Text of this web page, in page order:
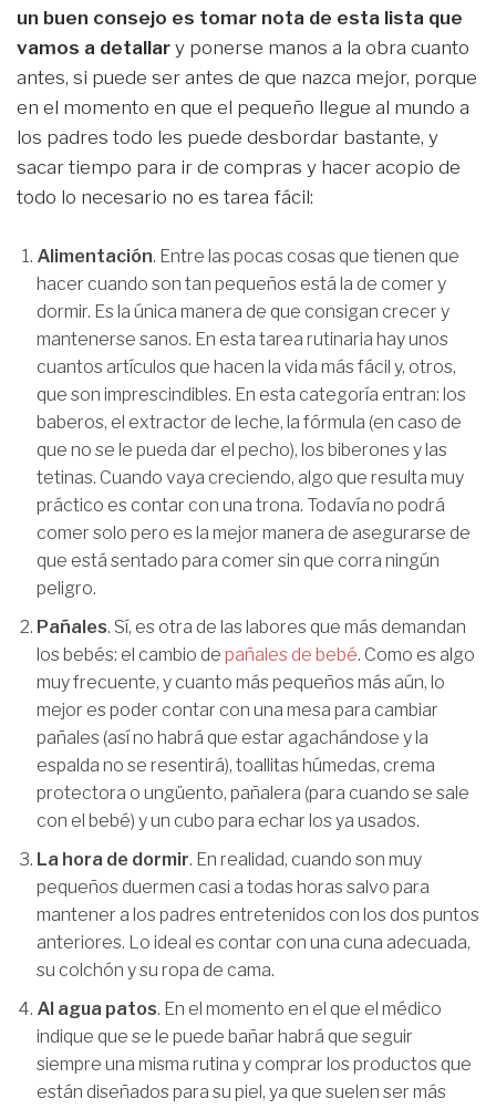
un buen consejo es tomar nota de esta lista que
vamos a detallar y ponerse manos a la obra cuanto
antes, si puede ser antes de que nazca mejor, porque
en el momento en que el pequeño llegue al mundo a
los padres todo les puede desbordar bastante, y
sacar tiempo para ir de compras y hacer acopio de
todo lo necesario no es tarea fácil:
Alimentación. Entre las pocas cosas que tienen que
hacer cuando son tan pequeños está la de comer y
dormir. Es la única manera de que consigan crecer y
mantenerse sanos. En esta tarea rutinaria hay unos
cuantos artículos que hacen la vida más fácil y, otros,
que son imprescindibles. En esta categoría entran: los
baberos, el extractor de leche, la fórmula (en caso de
que no se le pueda dar el pecho), los biberones y las
tetinas. Cuando vaya creciendo, algo que resulta muy
práctico es contar con una trona. Todavía no podrá
comer solo pero es la mejor manera de asegurarse de
que está sentado para comer sin que corra ningún
peligro.
Pañales. Sí, es otra de las labores que más demandan
los bebés: el cambio de pañales de bebé. Como es algo
muy frecuente, y cuanto más pequeños más aún, lo
mejor es poder contar con una mesa para cambiar
pañales (así no habrá que estar agachándose y la
espalda no se resentirá), toallitas húmedas, crema
protectora o ungüento, pañalera (para cuando se sale
con el bebé) y un cubo para echar los ya usados.
La hora de dormir. En realidad, cuando son muy
pequeños duermen casi a todas horas salvo para
mantener a los padres entretenidos con los dos puntos
anteriores. Lo ideal es contar con una cuna adecuada,
su colchón y su ropa de cama.
Al agua patos. En el momento en el que el médico
indique que se le puede bañar habrá que seguir
siempre una misma rutina y comprar los productos que
están diseñados para su piel, ya que suelen ser más